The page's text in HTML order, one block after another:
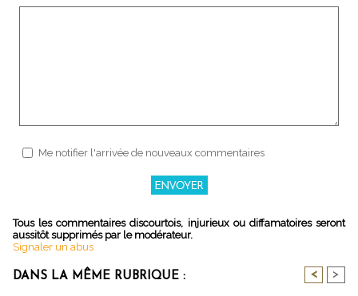
Me notifier l'arrivée de nouveaux commentaires
Tous les commentaires discourtois, injurieux ou diffamatoires seront
aussitôt supprimés par le modérateur.
Signaler un abus
DANS LA MÊME RUBRIQUE : < >